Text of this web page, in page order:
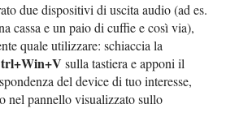
due dispositivi di uscita audio (ad es.
cassa e un paio di cuffie e così via),
quale utilizzare: schiaccia la
sulla tastiera e apponi il
del device di tuo interesse,
nel pannello visualizzato sullo